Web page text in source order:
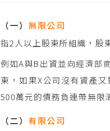
（一） 無限公司
指2人以上股東所組織，股
例如A與B出資並向經濟部
東，如果X公司沒有資產
500萬元的債務負連帶無限
（二）有限公司